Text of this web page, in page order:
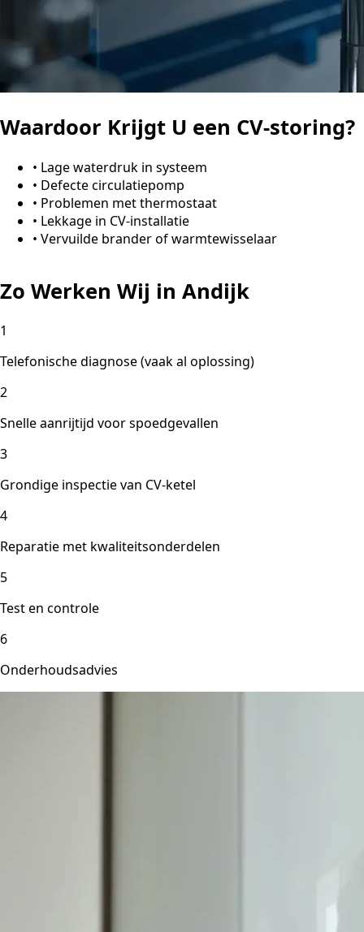
Waardoor Krijgt U een CV-storing?
• Lage waterdruk in systeem
• Defecte circulatiepomp
• Problemen met thermostaat
• Lekkage in CV-installatie
• Vervuilde brander of warmtewisselaar
Zo Werken Wij in Andijk
1
Telefonische diagnose (vaak al oplossing)
2
Snelle aanrijtijd voor spoedgevallen
3
Grondige inspectie van CV-ketel
4
Reparatie met kwaliteitsonderdelen
5
Test en controle
6
Onderhoudsadvies